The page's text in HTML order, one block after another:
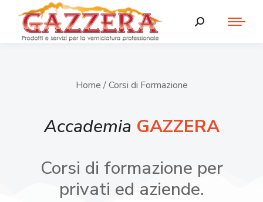
Home / Corsi di Formazione
Accademia GAZZERA
Corsi di formazione per
privati ed aziende.